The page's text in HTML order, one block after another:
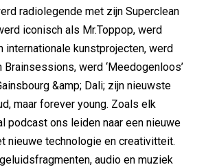
radiolegende met zijn Superclean
iconisch als Mr.Toppop, werd
internationale kunstprojecten, werd
werd ‘Meedogenloos’
&amp; Dali; zijn nieuwste
maar forever young. Zoals elk
podcast ons leiden naar een nieuwe
nieuwe technologie en creativitteit.
audio en muziek